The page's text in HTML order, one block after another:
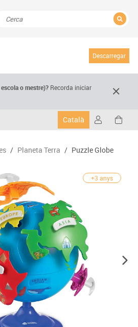
Descarregar
escola o mestre)? Recorda iniciar
Català
/ Planeta Terra / Puzzle Globe
+3 anys